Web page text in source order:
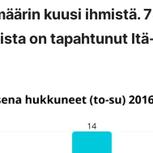
kuusi ihmistä.
on tapahtunut